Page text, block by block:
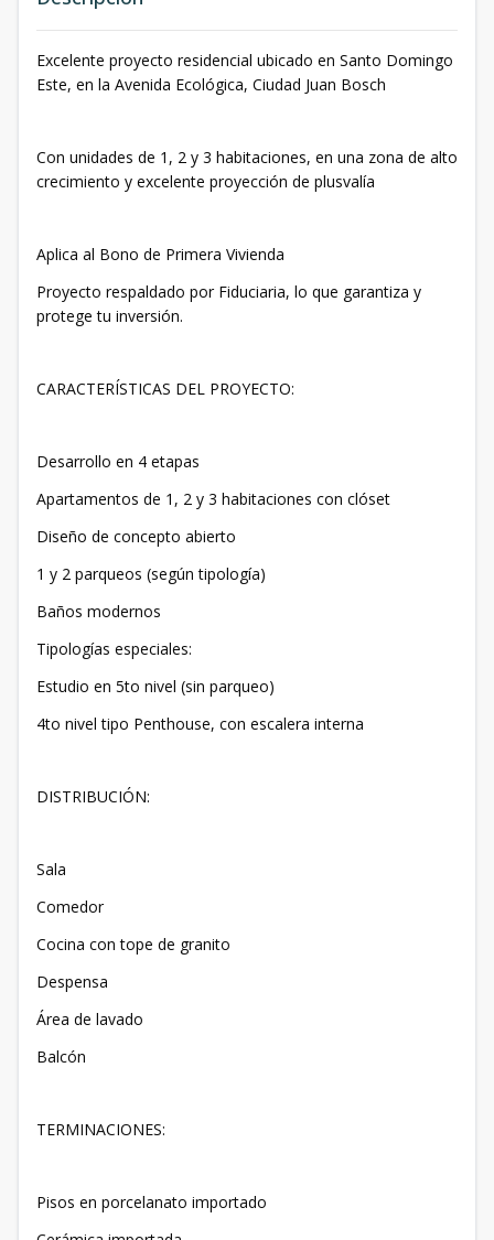
Excelente proyecto residencial ubicado en Santo Domingo
Este, en la Avenida Ecológica, Ciudad Juan Bosch
Con unidades de 1, 2 y 3 habitaciones, en una zona de alto
crecimiento y excelente proyección de plusvalía
Aplica al Bono de Primera Vivienda
Proyecto respaldado por Fiduciaria, lo que garantiza y
protege tu inversión.
CARACTERÍSTICAS DEL PROYECTO:
Desarrollo en 4 etapas
Apartamentos de 1, 2 y 3 habitaciones con clóset
Diseño de concepto abierto
1 y 2 parqueos (según tipología)
Baños modernos
Tipologías especiales:
Estudio en 5to nivel (sin parqueo)
4to nivel tipo Penthouse, con escalera interna
DISTRIBUCIÓN:
Sala
Comedor
Cocina con tope de granito
Despensa
Área de lavado
Balcón
TERMINACIONES:
Pisos en porcelanato importado